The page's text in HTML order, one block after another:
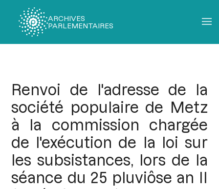
ARCHIVES
PARLEMENTAIRES
Renvoi de l'adresse de la
société populaire de Metz
à la commission chargée
de l'exécution de la loi sur
les subsistances, lors de la
séance du 25 pluviôse an II